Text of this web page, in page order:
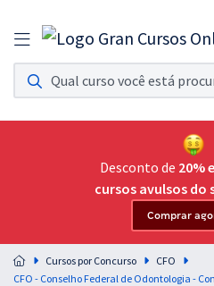
Assinatura Ilimitada 11
Acesso a todos os cursos. Teste grátis por 7
Assinatura OAB Até Passar
Acesso ilimitado a toda preparação para o
Residências Multiprofissionais
Preparação completa e intensiva para as
residências em saúde do Brasil
Desconto de 20%
cursos avulsos do
Comprar
Cursos por Concurso
CFO